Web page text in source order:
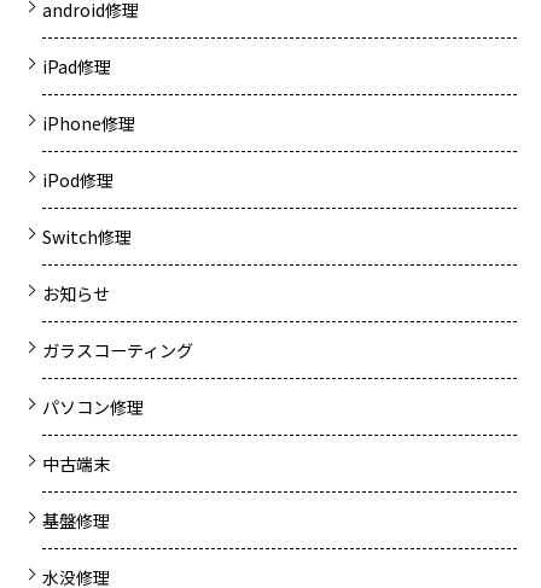
android修理
iPad修理
iPhone修理
iPod修理
Switch修理
お知らせ
ガラスコーティング
パソコン修理
中古端末
基盤修理
水没修理